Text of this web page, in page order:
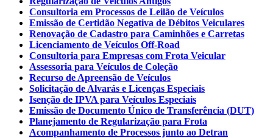
Consultoria em Processos de Leilão de Veículos
Emissão de Certidão Negativa de Débitos Veiculares
Renovação de Cadastro para Caminhões e Carretas
Licenciamento de Veículos Off-Road
Consultoria para Empresas com Frota Veicular
Assessoria para Veículos de Coleção
Recurso de Apreensão de Veículos
Solicitação de Alvarás e Licenças Especiais
Isenção de IPVA para Veículos Especiais
Emissão de Documento Único de Transferência (DUT)
Planejamento de Regularização para Frota
Acompanhamento de Processos junto ao Detran